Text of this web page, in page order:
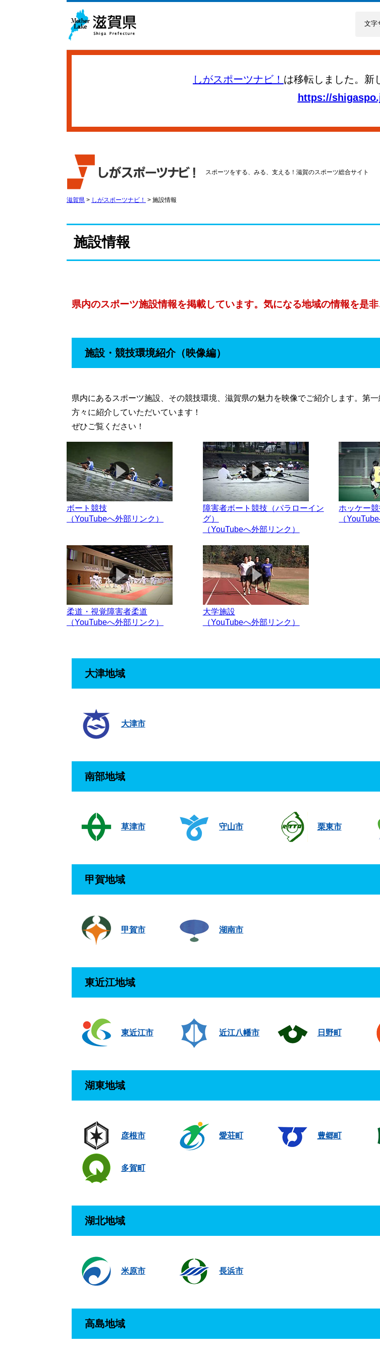
文字
しがスポーツナビ！ は移転しました。新
https://
スポーツをする、みる、支える！滋賀のスポーツ総合サイト
滋賀県 > しがスポーツナビ！ > 施設情報
施設情報
県内のスポーツ施設情報を掲載しています。気になる地域の情報を是非
施設・競技環境紹介（映像編）
県内にあるスポーツ施設、その競技環境、滋賀県の魅力を映像でご紹介します。第
方々に紹介していただいています！
ぜひご覧ください！
ボート競技
（YouTubeへ外部リンク）
障害者ボート競技（パラローイン
グ）
（YouTubeへ外部リンク）
ホッケー
（
柔道・視覚障害者柔道
（YouTubeへ外部リンク）
大学施設
（YouTubeへ外部リンク）
大津地域
大津市
南部地域
草津市 守山市 栗東市
甲賀地域
甲賀市 湖南市
東近江地域
東近江市 近江八幡市 日野町
湖東地域
彦根市 愛荘町 豊郷町
多賀町
湖北地域
米原市 長浜市
高島地域